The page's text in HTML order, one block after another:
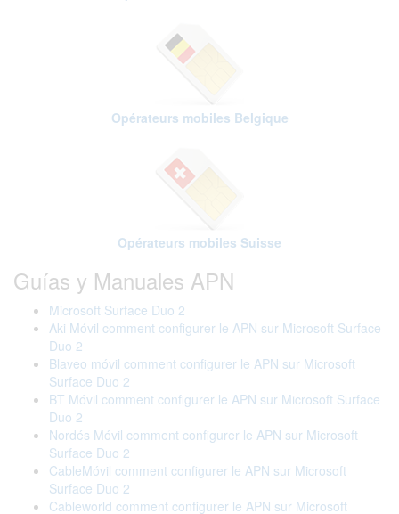
Opérateurs mobiles Belgique
Opérateurs mobiles Suisse
Guías y Manuales APN
Microsoft Surface Duo 2
Aki Móvil comment configurer le APN sur Microsoft Surface
Duo 2
Blaveo móvil comment configurer le APN sur Microsoft
Surface Duo 2
BT Móvil comment configurer le APN sur Microsoft Surface
Duo 2
Nordés Móvil comment configurer le APN sur Microsoft
Surface Duo 2
CableMóvil comment configurer le APN sur Microsoft
Surface Duo 2
Cableworld comment configurer le APN sur Microsoft